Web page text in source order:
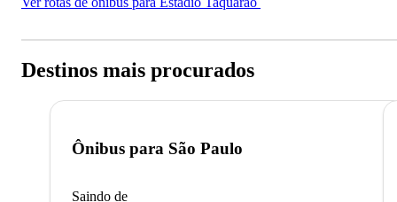
Destinos mais procurados
Ônibus para São Paulo
Saindo de